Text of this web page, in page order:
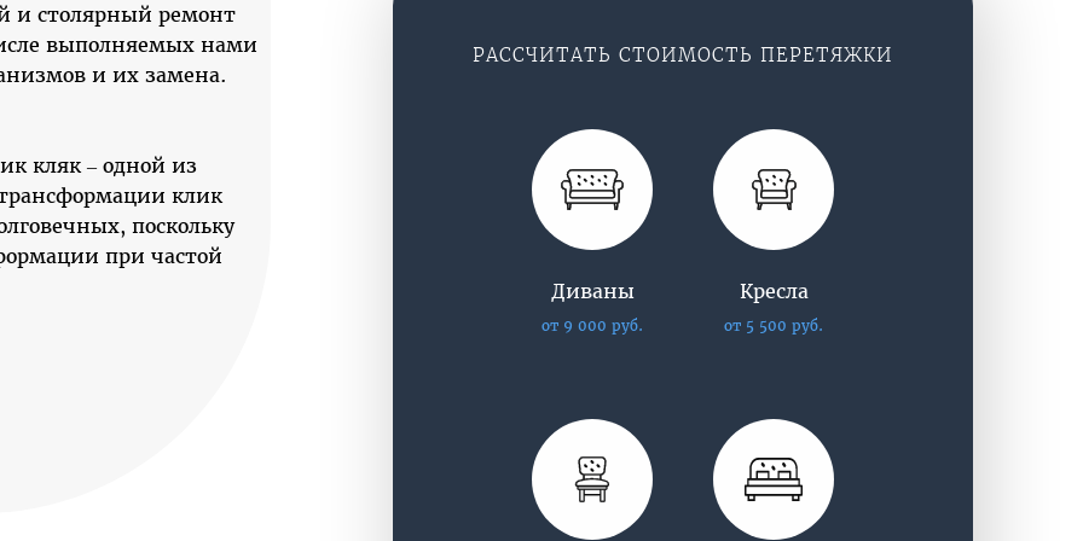
и столярный ремонт
выполняемых нами
и их замена.
кляк – одной из
клик
поскольку
при частой
РАССЧИТАТЬ СТОИМОСТЬ ПЕРЕТЯЖКИ
Диваны
от 9 000 руб.
Кресла
от 5 500 руб.